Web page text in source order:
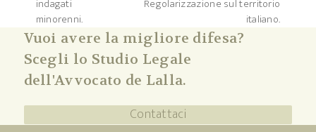
indagati
minorenni.
Regolarizzazione sul territorio
italiano.
Vuoi avere la migliore difesa?
Scegli lo Studio Legale
dell'Avvocato de Lalla.
Contattaci